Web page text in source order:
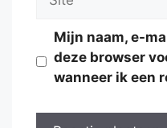
Mijn naam, e-
deze browser
wanneer ik een